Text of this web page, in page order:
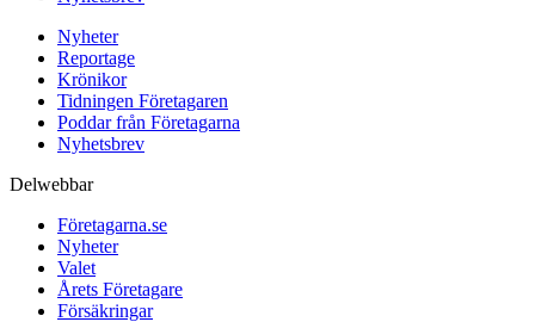
Nyheter
Reportage
Krönikor
Tidningen Företagaren
Poddar från Företagarna
Nyhetsbrev
Delwebbar
Företagarna.se
Nyheter
Valet
Årets Företagare
Försäkringar